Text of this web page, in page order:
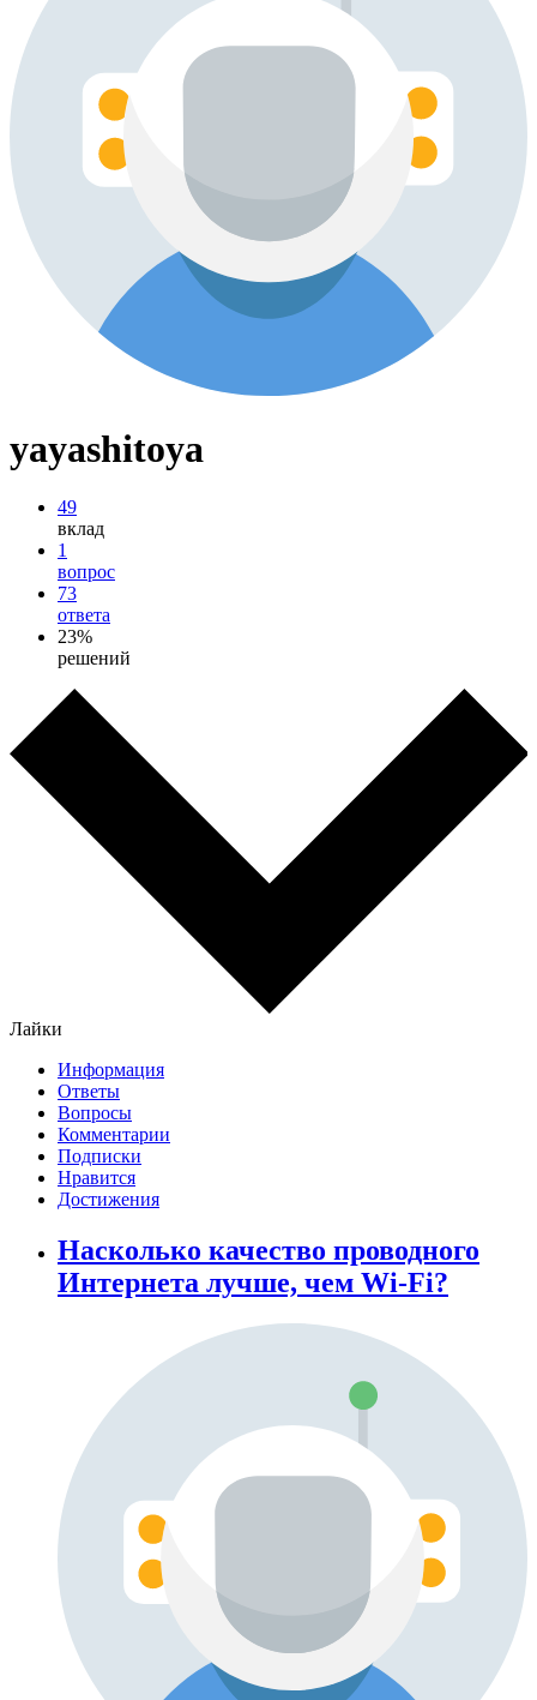
yayashitoya
49
вклад
1
вопрос
73
ответа
23%
решений
Лайки
Информация
Ответы
Вопросы
Комментарии
Подписки
Нравится
Достижения
Насколько качество проводного
Интернета лучше, чем Wi-Fi?